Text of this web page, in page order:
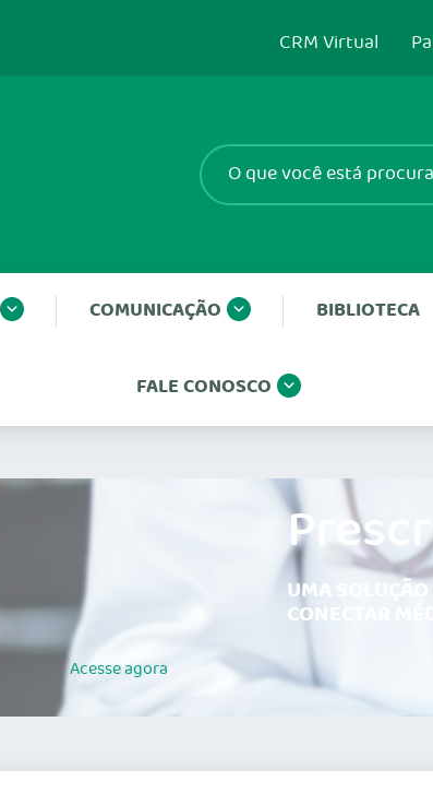
CRM Virtual
COMUNICAÇÃO BIBLIOTECA
FALE CONOSCO
Acesseagora
UMA
CONECTAR